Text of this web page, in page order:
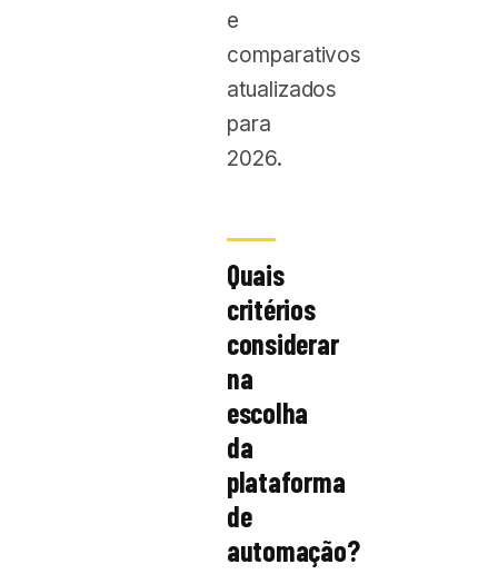
e
comparativos
atualizados
para
2026.
Quais
critérios
considerar
na
escolha
da
plataforma
de
automação?